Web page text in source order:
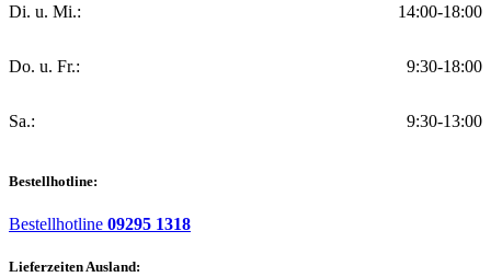
Di. u. Mi.: 14:00-18:00
Do. u. Fr.: 9:30-18:00
Sa.: 9:30-13:00
Bestellhotline:
Bestellhotline 09295 1318
Lieferzeiten Ausland: